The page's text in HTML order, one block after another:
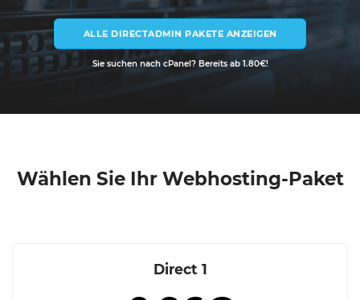
ALLE DIRECTADMIN PAKETE ANZEIGEN
Sie suchen nach cPanel? Bereits ab 1.80€!
Wählen Sie Ihr Webhosting-Paket
Direct 1